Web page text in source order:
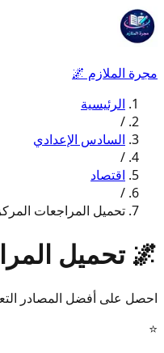
مجرة الملازم 🌌
الرئيسية
/
السادس الإعدادي
/
اقتصاد
/
تحميل المراجعات
🌌 تحميل
احصل على أفضل المصادر
⭐